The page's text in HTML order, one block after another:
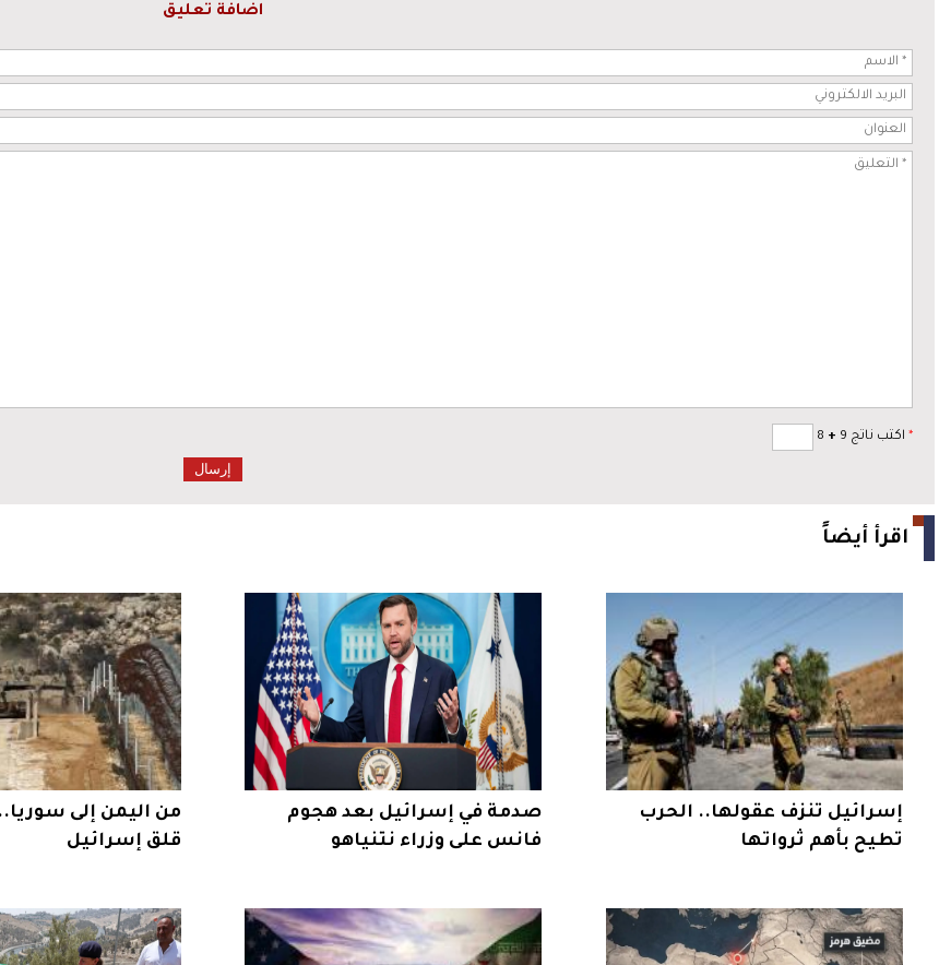
اضافة تعليق
* اكتب ناتج 9 +
اقرأ أيضاً
إسرائيل تنزف عقولها.. الحرب
تطيح بأهم ثرواتها
صدمة في إسرائيل بعد هجوم
فانس على وزراء نتنياهو
من اليمن إلى
قلق إسرائيل